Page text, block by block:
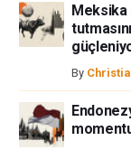
Meksika
By